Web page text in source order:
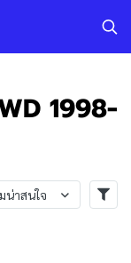
1998-
น่าสนใจ